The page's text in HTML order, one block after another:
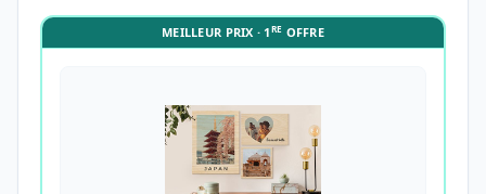
MEILLEUR PRIX · 1RE OFFRE